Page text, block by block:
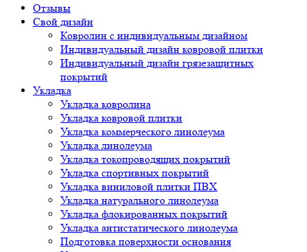
Отзывы
Свой дизайн
Ковролин с индивидуальным дизайном
Индивидуальный дизайн ковровой плитки
Индивидуальный дизайн грязезащитных
покрытий
Укладка
Укладка ковролина
Укладка ковровой плитки
Укладка коммерческого линолеума
Укладка линолеума
Укладка токопроводящих покрытий
Укладка спортивных покрытий
Укладка виниловой плитки ПВХ
Укладка натурального линолеума
Укладка флокированных покрытий
Укладка антистатического линолеума
Подготовка поверхности основания